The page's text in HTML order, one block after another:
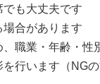
でも大丈夫です
場合があります
、職業・年齢・
を行います（NG